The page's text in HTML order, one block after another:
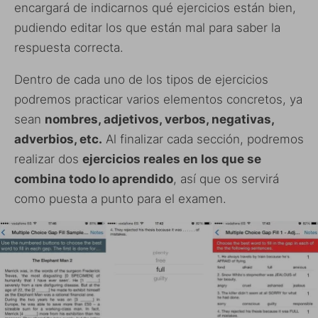
encargará de indicarnos qué ejercicios están bien,
pudiendo editar los que están mal para saber la
respuesta correcta.
Dentro de cada uno de los tipos de ejercicios
podremos practicar varios elementos concretos, ya
sean nombres, adjetivos, verbos, negativas,
adverbios, etc. Al finalizar cada sección, podremos
realizar dos ejercicios reales en los que se
combina todo lo aprendido, así que os servirá
como puesta a punto para el examen.